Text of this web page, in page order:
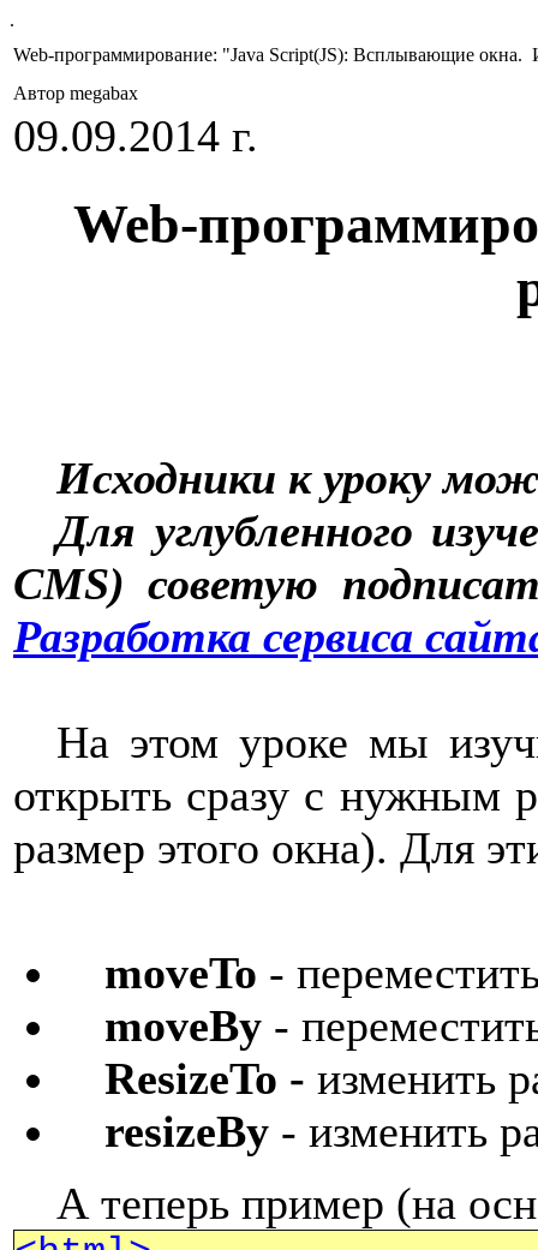
.
Web-программирование: "Java Script(JS): Всплывающие окна.
Автор megabax
09.09.2014 г.
Web-
Исходники к уроку
Для углубленного
CMS) советую
Разработка сервиса
На этом уроке мы
открыть сразу с нужным
размер этого окна). Для
moveTo -
moveBy -
ResizeTo - изменить
resizeBy - изменить
А теперь пример (на